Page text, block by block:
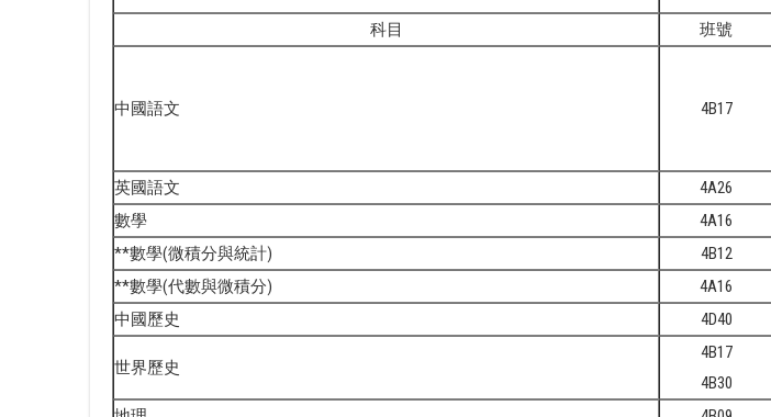
科目
班號
中國語文 4B17
英國語文
4A26
數學
4A16
**數學(微積分與統計)
4B12
**數學(代數與微積分)
4A16
中國歷史
4D40
世界歷史
4B17
4B30